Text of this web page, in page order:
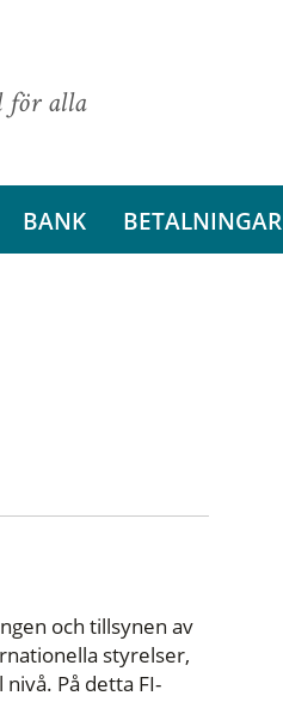
för alla
BANK BETALNINGAR
och tillsynen av
styrelser,
På detta FI-